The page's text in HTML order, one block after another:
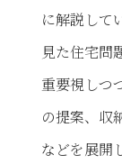
に解説して
見た住宅問
重要視しつ
の提案、収
などを展開